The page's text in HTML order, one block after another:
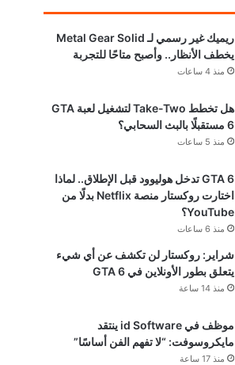
ريميك غير رسمي لـ Metal Gear Solid
يخطف الأنظار.. وأصبح متاحًا للتجربة
منذ 4 ساعات
هل تخطط Take-Two لتشغيل لعبة GTA
6 مستقبلًا بالبث السحابي؟
منذ 5 ساعات
GTA 6 تدخل هوليوود قبل الإطلاق.. لماذا
اختارت روكستار منصة Netflix بدلًا من
YouTube؟
منذ 6 ساعات
شراير: روكستار لن تكشف عن أي شيء
يتعلق بطور الأونلاين في GTA 6
منذ 14 ساعة
موظف في id Software ينتقد
مايكروسوفت: “لا تفهم الفن أساسًا”
منذ 17 ساعة